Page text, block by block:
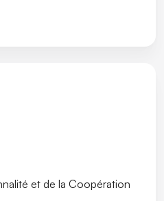
et de la Coopération